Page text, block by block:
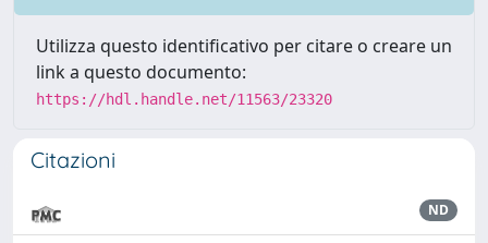
Utilizza questo identificativo per citare o creare un
link a questo documento:
https://hdl.handle.net/11563/23320
Citazioni
ND